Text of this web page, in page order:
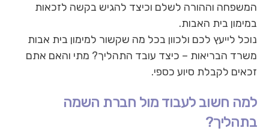
המשפחה וההורה לשלם וכיצד להגיש בקשה לזכאות
במימון בית האבות.
נוכל לייעץ לכם ולכוון בכל מה שקשור למימון בית אבות
משרד הבריאות – כיצד עובד התהליך? מתי והאם אתם
זכאים לקבלת סיוע כספי.
למה חשוב לעבוד מול חברת השמה
בתהליך?